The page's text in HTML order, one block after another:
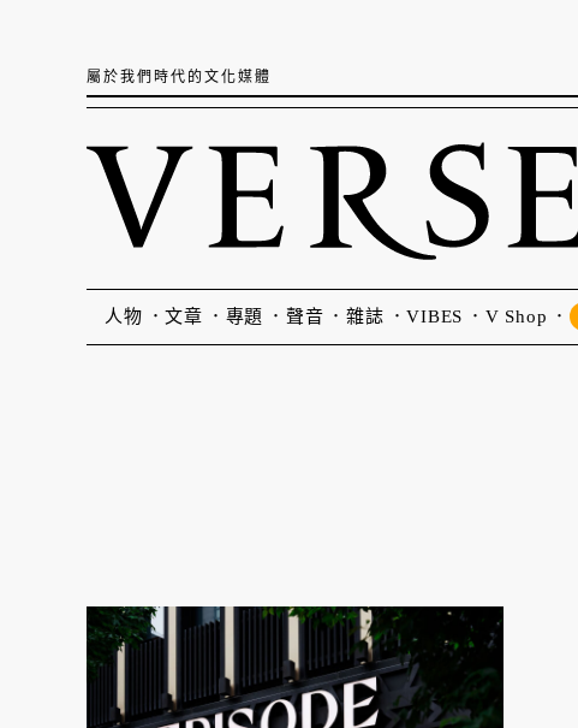
屬於我們時代的文化媒體
人物 文章 專題 聲音 雜誌 VIBES V Shop